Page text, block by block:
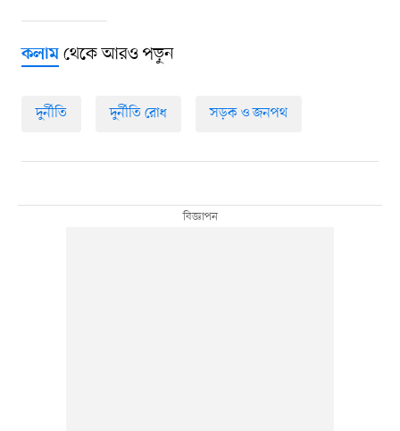
কলামথেকে আরও পড়ুন
দুর্নীতি দুর্নীতি রোধ সড়ক ও জনপথ